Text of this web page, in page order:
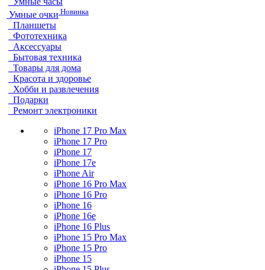
Умные очки Новинка
Планшеты
Фототехника
Аксессуары
Бытовая техника
Товары для дома
Красота и здоровье
Хобби и развлечения
Подарки
Ремонт электроники
iPhone 17 Pro Max
iPhone 17 Pro
iPhone 17
iPhone 17e
iPhone Air
iPhone 16 Pro Max
iPhone 16 Pro
iPhone 16
iPhone 16e
iPhone 16 Plus
iPhone 15 Pro Max
iPhone 15 Pro
iPhone 15